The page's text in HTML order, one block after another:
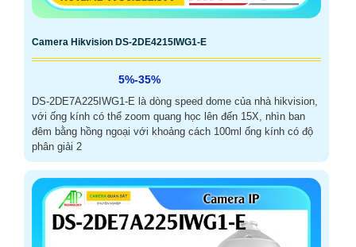
Camera Hikvision DS-2DE4215IWG1-E
5%-35%
DS-2DE7A225IWG1-E là dòng speed dome của nhà hikvision,
với ống kính có thể zoom quang học lên đến 15X, nhìn ban
đêm bằng hồng ngoại với khoảng cách 100ml ống kính có độ
phân giải 2